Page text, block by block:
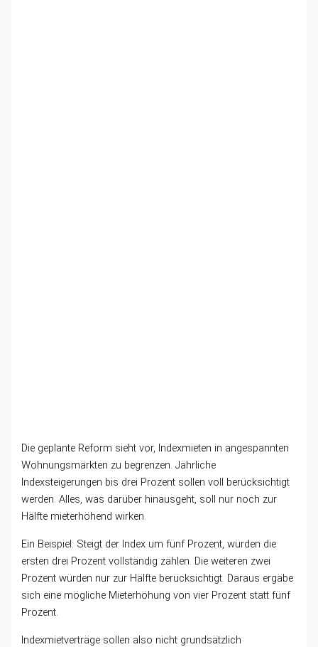
Die geplante Reform sieht vor, Indexmieten in angespannten
Wohnungsmärkten zu begrenzen. Jährliche
Indexsteigerungen bis drei Prozent sollen voll berücksichtigt
werden. Alles, was darüber hinausgeht, soll nur noch zur
Hälfte mieterhöhend wirken.
Ein Beispiel: Steigt der Index um fünf Prozent, würden die
ersten drei Prozent vollständig zählen. Die weiteren zwei
Prozent würden nur zur Hälfte berücksichtigt. Daraus ergäbe
sich eine mögliche Mieterhöhung von vier Prozent statt fünf
Prozent.
Indexmietverträge sollen also nicht grundsätzlich